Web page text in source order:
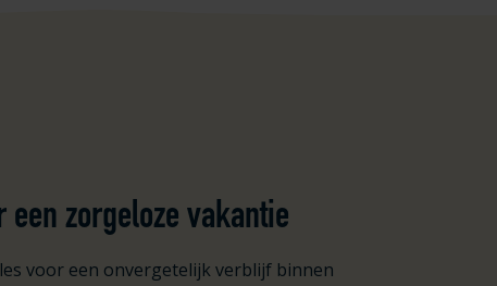
zorgeloze vakantie
voor een onvergetelijk verblijf binnen